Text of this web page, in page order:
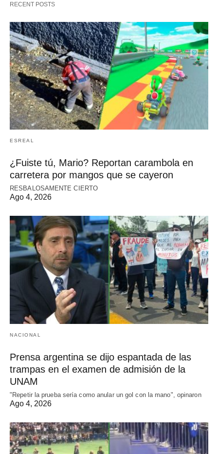
RECENT POSTS
ESREAL
¿Fuiste tú, Mario? Reportan carambola en
carretera por mangos que se cayeron
RESBALOSAMENTE CIERTO
Ago 4, 2026
NACIONAL
Prensa argentina se dijo espantada de las
trampas en el examen de admisión de la
UNAM
"Repetir la prueba sería como anular un gol con la mano", opinaron
Ago 4, 2026